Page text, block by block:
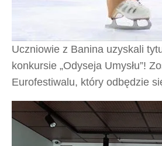
Uczniowie z Banina uzyskali
konkursie „Odyseja Umysłu”!
Eurofestiwalu, który odbędzie